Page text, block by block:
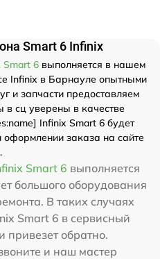
Smart 6 Infinix
Smart 6 выполняется в нашем
Infinix в Барнауле опытными
и запчасти предоставляем
сц уверены в качестве
Infinix Smart 6 будет
заказа на сайте
Smart 6 выполняется
большого оборудования
В таких случаях
Smart 6 в сервисный
привезет обратно.
и наш мастер